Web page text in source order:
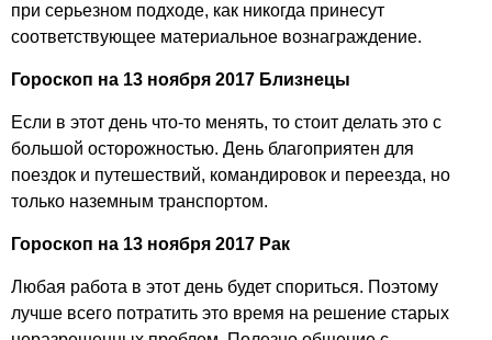
при серьезном подходе, как никогда принесут
соответствующее материальное вознаграждение.
Гороскоп на 13 ноября 2017 Близнецы
Если в этот день что-то менять, то стоит делать это с
большой осторожностью. День благоприятен для
поездок и путешествий, командировок и переезда, но
только наземным транспортом.
Гороскоп на 13 ноября 2017 Рак
Любая работа в этот день будет спориться. Поэтому
лучше всего потратить это время на решение старых